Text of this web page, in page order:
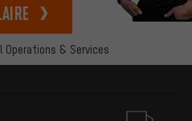
Operations & Services